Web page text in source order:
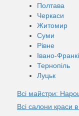
Полтава
Черкаси
Житомир
Суми
Рівне
Івано-
Тернопіль
Луцьк
Всі майстри:
Всі салони краси